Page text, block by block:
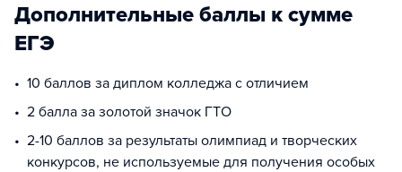
Дополнительные баллы к сумме
ЕГЭ
10 баллов за диплом колледжа с отличием
2 балла за золотой значок ГТО
2-10 баллов за результаты олимпиад и творческих
конкурсов, не используемые для получения особых